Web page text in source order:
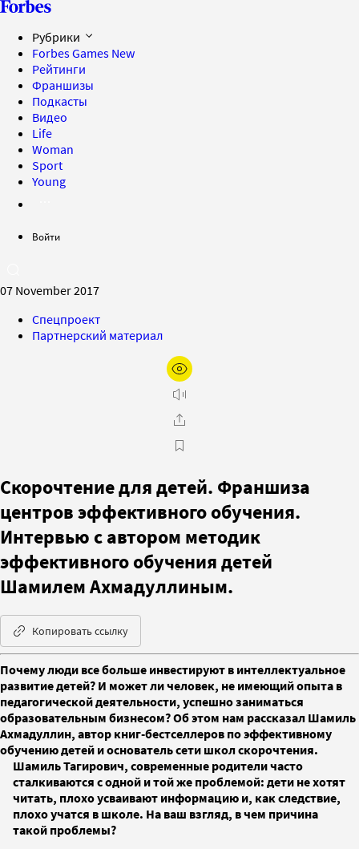
Рубрики
Forbes Games New
Рейтинги
Франшизы
Подкасты
Видео
Life
Woman
Sport
Young
Войти
07 November 2017
Спецпроект
Партнерский материал
Скорочтение для детей. Франшиза
центров эффективного обучения.
Интервью с автором методик
эффективного обучения детей
Шамилем Ахмадуллиным.
Копировать ссылку
Почему люди все больше инвестируют в интеллектуальное
развитие детей? И может ли человек, не имеющий опыта в
педагогической деятельности, успешно заниматься
образовательным бизнесом? Об этом нам рассказал Шамиль
Ахмадуллин, автор книг-бестселлеров по эффективному
обучению детей и основатель сети школ скорочтения.
Шамиль Тагирович, современные родители часто
сталкиваются с одной и той же проблемой: дети не хотят
читать, плохо усваивают информацию и, как следствие,
плохо учатся в школе. На ваш взгляд, в чем причина
такой проблемы?